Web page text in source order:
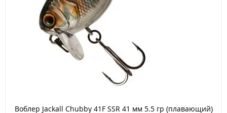
Воблер Jackall Chubby 41F SSR 41 мм 5.5 гр (плавающий)